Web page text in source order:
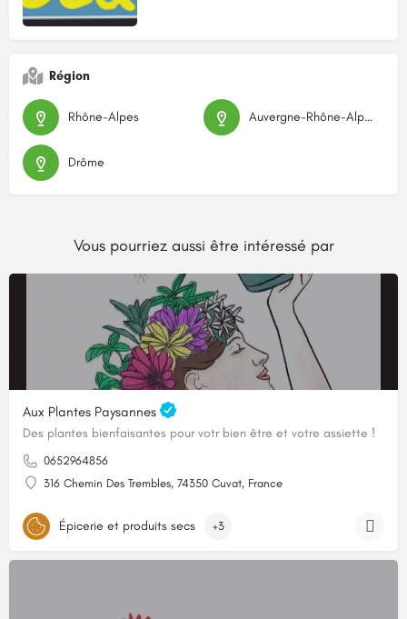
Région
Rhône-Alpes Auvergne-Rhône-Alpes
Drôme
Vous pourriez aussi être intéressé par
Aux Plantes Paysannes
Des plantes bienfaisantes pour votr bien être et votre assiette !
0652964856
316 Chemin Des Trembles, 74350 Cuvat, France
Épicerie et produits secs +3